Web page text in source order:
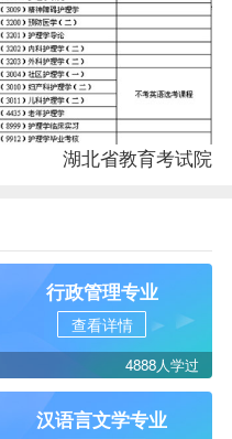
湖北省教育考试院
行政管理专业
查看详情
4888人学过
汉语言文学专业